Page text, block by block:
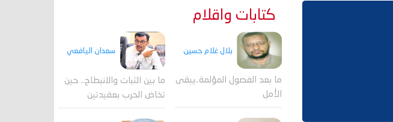
كتابات واقلام
بلال غلام حسين
ما بعد الفصول المؤلمة..يبقى
الأمل
سعدان اليافعي
ما بين الثبات والانبطاح.. حين
تخاض الحرب بعقيدتين